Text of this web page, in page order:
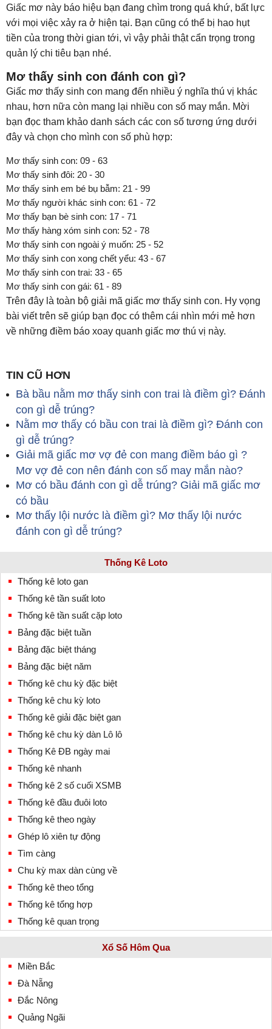
Giấc mơ này báo hiệu bạn đang chìm trong quá khứ, bất lực
với mọi việc xảy ra ở hiện tại. Bạn cũng có thể bị hao hụt
tiền của trong thời gian tới, vì vậy phải thật cẩn trọng trong
quản lý chi tiêu bạn nhé.
Mơ thấy sinh con đánh con gì?
Giấc mơ thấy sinh con mang đến nhiều ý nghĩa thú vị khác
nhau, hơn nữa còn mang lại nhiều con số may mắn. Mời
bạn đọc tham khảo danh sách các con số tương ứng dưới
đây và chọn cho mình con số phù hợp:
Mơ thấy sinh con: 09 - 63
Mơ thấy sinh đôi: 20 - 30
Mơ thấy sinh em bé bụ bẫm: 21 - 99
Mơ thấy người khác sinh con: 61 - 72
Mơ thấy bạn bè sinh con: 17 - 71
Mơ thấy hàng xóm sinh con: 52 - 78
Mơ thấy sinh con ngoài ý muốn: 25 - 52
Mơ thấy sinh con xong chết yểu: 43 - 67
Mơ thấy sinh con trai: 33 - 65
Mơ thấy sinh con gái: 61 - 89
Trên đây là toàn bộ giải mã giấc mơ thấy sinh con. Hy vọng
bài viết trên sẽ giúp bạn đọc có thêm cái nhìn mới mẻ hơn
về những điềm báo xoay quanh giấc mơ thú vị này.
TIN CŨ HƠN
Bà bầu nằm mơ thấy sinh con trai là điềm gì? Đánh
con gì dễ trúng?
Nằm mơ thấy có bầu con trai là điềm gì? Đánh con
gì dễ trúng?
Giải mã giấc mơ vợ đẻ con mang điềm báo gì ?
Mơ vợ đẻ con nên đánh con số may mắn nào?
Mơ có bầu đánh con gì dễ trúng? Giải mã giấc mơ
có bầu
Mơ thấy lội nước là điềm gì? Mơ thấy lội nước
đánh con gì dễ trúng?
Thống Kê Loto
Thống kê loto gan
Thống kê tần suất loto
Thống kê tần suất cặp loto
Bảng đặc biệt tuần
Bảng đặc biệt tháng
Bảng đặc biệt năm
Thống kê chu kỳ đặc biệt
Thống kê chu kỳ loto
Thống kê giải đặc biệt gan
Thống kê chu kỳ dàn Lô lô
Thống Kê ĐB ngày mai
Thống kê nhanh
Thống kê 2 số cuối XSMB
Thống kê đầu đuôi loto
Thống kê theo ngày
Ghép lô xiên tự động
Tìm càng
Chu kỳ max dàn cùng về
Thống kê theo tổng
Thống kê tổng hợp
Thống kê quan trọng
Xổ Số Hôm Qua
Miền Bắc
Đà Nẵng
Đắc Nông
Quảng Ngãi